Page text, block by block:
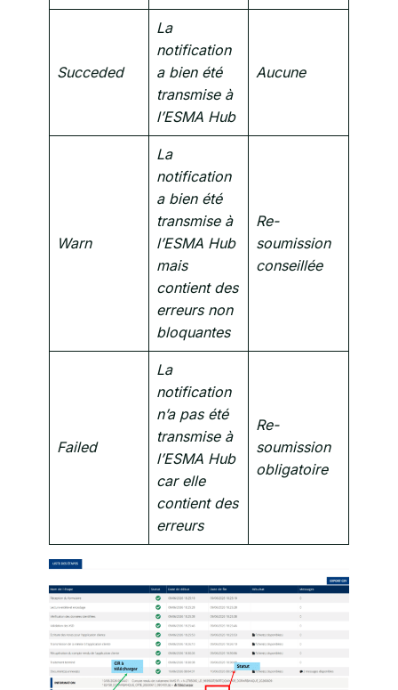
Succeded
La
notification
a bien été
transmise à
l’ESMA Hub
Aucune
Warn
La
notification
a bien été
transmise à
l’ESMA Hub
mais
contient des
erreurs non
bloquantes
Re-
soumission
conseillée
Failed
La
notification
n’a pas été
transmise à
l’ESMA Hub
car elle
contient des
erreurs
Re-
soumission
obligatoire